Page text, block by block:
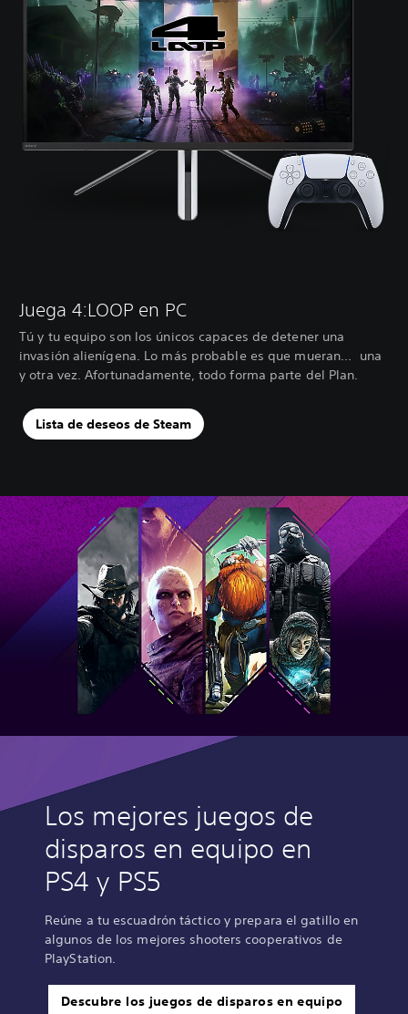
Juega 4:LOOP en PC
Tú y tu equipo son los únicos capaces de detener una
invasión alienígena. Lo más probable es que mueran... una
y otra vez. Afortunadamente, todo forma parte del Plan.
Lista de deseos de Steam
Los mejores juegos de
disparos en equipo en
PS4 y PS5
Reúne a tu escuadrón táctico y prepara el gatillo en
algunos de los mejores shooters cooperativos de
PlayStation.
Descubre los juegos de disparos en equipo